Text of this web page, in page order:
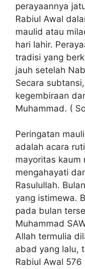
perayaannya
Rabiul Awal
maulid atau
hari lahir.
tradisi yang
jauh setelah
Secara
kegembiraan
Muhammad. (
Peringatan
adalah acara
mayoritas kaum
mengahayati
Rasulullah.
yang istimewa.
pada bulan
Muhammad
Allah termulia
abad yang lalu,
Rabiul Awal